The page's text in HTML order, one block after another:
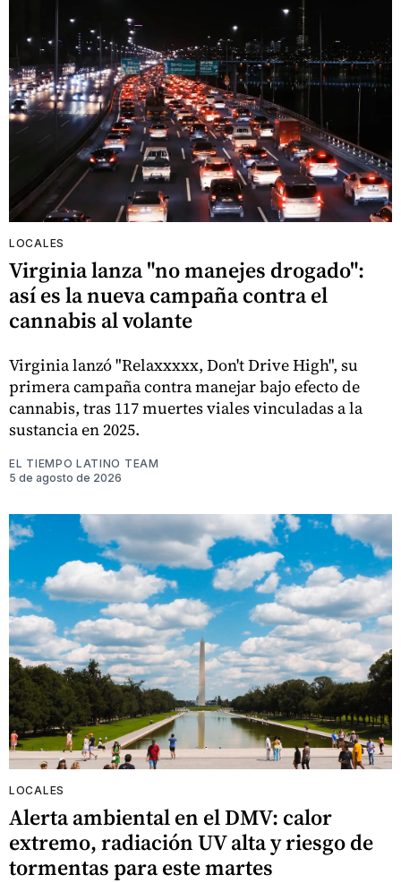
LOCALES
Virginia lanza "no manejes drogado":
así es la nueva campaña contra el
cannabis al volante
Virginia lanzó "Relaxxxxx, Don't Drive High", su
primera campaña contra manejar bajo efecto de
cannabis, tras 117 muertes viales vinculadas a la
sustancia en 2025.
EL TIEMPO LATINO TEAM
5 de agosto de 2026
LOCALES
Alerta ambiental en el DMV: calor
extremo, radiación UV alta y riesgo de
tormentas para este martes